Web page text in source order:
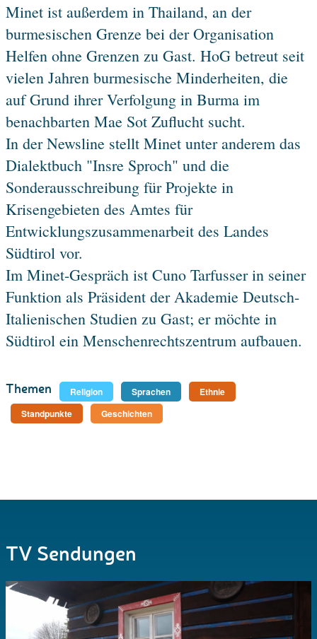
Minet ist außerdem in Thailand, an der
burmesischen Grenze bei der Organisation
Helfen ohne Grenzen zu Gast. HoG betreut seit
vielen Jahren burmesische Minderheiten, die
auf Grund ihrer Verfolgung in Burma im
benachbarten Mae Sot Zuflucht sucht.
In der Newsline stellt Minet unter anderem das
Dialektbuch "Insre Sproch" und die
Sonderausschreibung für Projekte in
Krisengebieten des Amtes für
Entwicklungszusammenarbeit des Landes
Südtirol vor.
Im Minet-Gespräch ist Cuno Tarfusser in seiner
Funktion als Präsident der Akademie Deutsch-
Italienischen Studien zu Gast; er möchte in
Südtirol ein Menschenrechtszentrum aufbauen.
Themen Religion Sprachen
Ethnie
Standpunkte
Geschichten
TV Sendungen